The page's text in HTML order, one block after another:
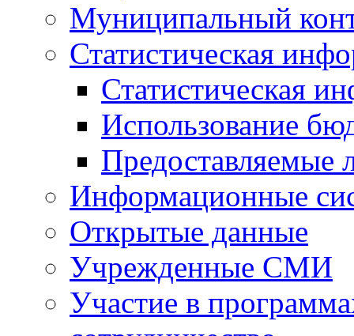
Муниципальный
Статистическая
Статистическая
Использование
Предоставляемые
Информационные
Открытые данные
Учрежденные СМИ
Участие в